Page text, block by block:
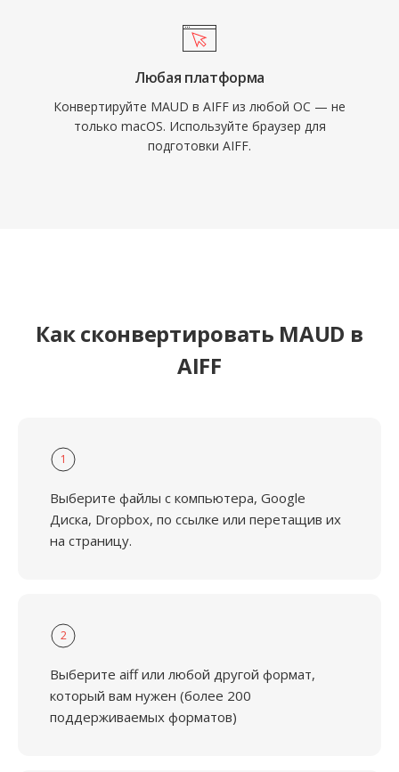
Любая платформа
Конвертируйте MAUD в AIFF из любой ОС — не
только macOS. Используйте браузер для
подготовки AIFF.
Как сконвертировать MAUD в
AIFF
1
Выберите файлы с компьютера, Google
Диска, Dropbox, по ссылке или перетащив их
на страницу.
2
Выберите aiff или любой другой формат,
который вам нужен (более 200
поддерживаемых форматов)